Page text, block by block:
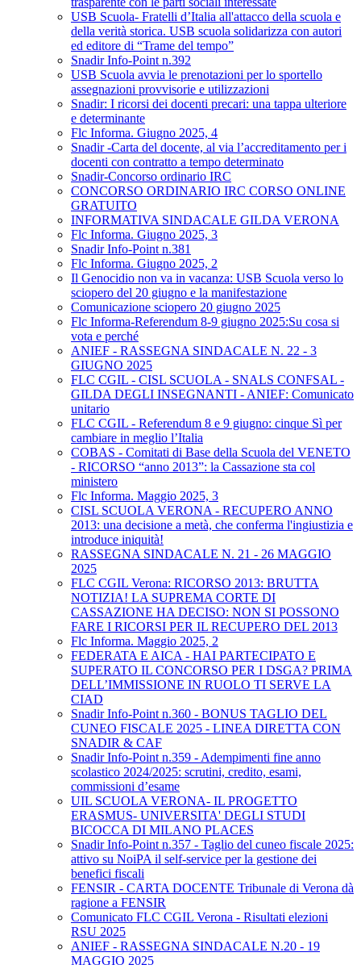
USB Scuola- Fratelli d’Italia all'attacco della scuola e
della verità storica. USB scuola solidarizza con autori
ed editore di “Trame del tempo”
Snadir Info-Point n.392
USB Scuola avvia le prenotazioni per lo sportello
assegnazioni provvisorie e utilizzazioni
Snadir: I ricorsi dei docenti precari: una tappa ulteriore
e determinante
Flc Informa. Giugno 2025, 4
Snadir -Carta del docente, al via l’accreditamento per i
docenti con contratto a tempo determinato
Snadir-Concorso ordinario IRC
CONCORSO ORDINARIO IRC CORSO ONLINE
GRATUITO
INFORMATIVA SINDACALE GILDA VERONA
Flc Informa. Giugno 2025, 3
Snadir Info-Point n.381
Flc Informa. Giugno 2025, 2
Il Genocidio non va in vacanza: USB Scuola verso lo
sciopero del 20 giugno e la manifestazione
Comunicazione sciopero 20 giugno 2025
Flc Informa-Referendum 8-9 giugno 2025:Su cosa si
vota e perché
ANIEF - RASSEGNA SINDACALE N. 22 - 3
GIUGNO 2025
FLC CGIL - CISL SCUOLA - SNALS CONFSAL -
GILDA DEGLI INSEGNANTI - ANIEF: Comunicato
unitario
FLC CGIL - Referendum 8 e 9 giugno: cinque Sì per
cambiare in meglio l’Italia
COBAS - Comitati di Base della Scuola del VENETO
- RICORSO “anno 2013”: la Cassazione sta col
ministero
Flc Informa. Maggio 2025, 3
CISL SCUOLA VERONA - RECUPERO ANNO
2013: una decisione a metà, che conferma l'ingiustizia e
introduce iniquità!
RASSEGNA SINDACALE N. 21 - 26 MAGGIO
2025
FLC CGIL Verona: RICORSO 2013: BRUTTA
NOTIZIA! LA SUPREMA CORTE DI
CASSAZIONE HA DECISO: NON SI POSSONO
FARE I RICORSI PER IL RECUPERO DEL 2013
Flc Informa. Maggio 2025, 2
FEDERATA E AICA - HAI PARTECIPATO E
SUPERATO IL CONCORSO PER I DSGA? PRIMA
DELL’IMMISSIONE IN RUOLO TI SERVE LA
CIAD
Snadir Info-Point n.360 - BONUS TAGLIO DEL
CUNEO FISCALE 2025 - LINEA DIRETTA CON
SNADIR & CAF
Snadir Info-Point n.359 - Adempimenti fine anno
scolastico 2024/2025: scrutini, credito, esami,
commissioni d’esame
UIL SCUOLA VERONA- IL PROGETTO
ERASMUS- UNIVERSITA' DEGLI STUDI
BICOCCA DI MILANO PLACES
Snadir Info-Point n.357 - Taglio del cuneo fiscale 2025:
attivo su NoiPA il self-service per la gestione dei
benefici fiscali
FENSIR - CARTA DOCENTE Tribunale di Verona dà
ragione a FENSIR
Comunicato FLC CGIL Verona - Risultati elezioni
RSU 2025
ANIEF - RASSEGNA SINDACALE N.20 - 19
MAGGIO 2025